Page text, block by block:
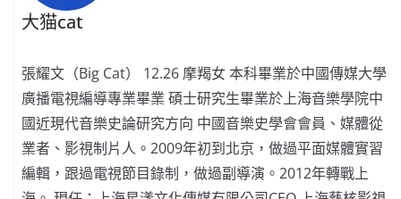
大猫cat
張耀文（Big Cat） 12.26 摩羯女 本科畢業於中國傳媒大學
廣播電視編導專業畢業 碩士研究生畢業於上海音樂學院中
國近現代音樂史論研究方向 中國音樂史學會會員、媒體從
業者、影視制片人。2009年初到北京，做過平面媒體實習
編輯，跟過電視節目錄制，做過副導演。2012年轉戰上